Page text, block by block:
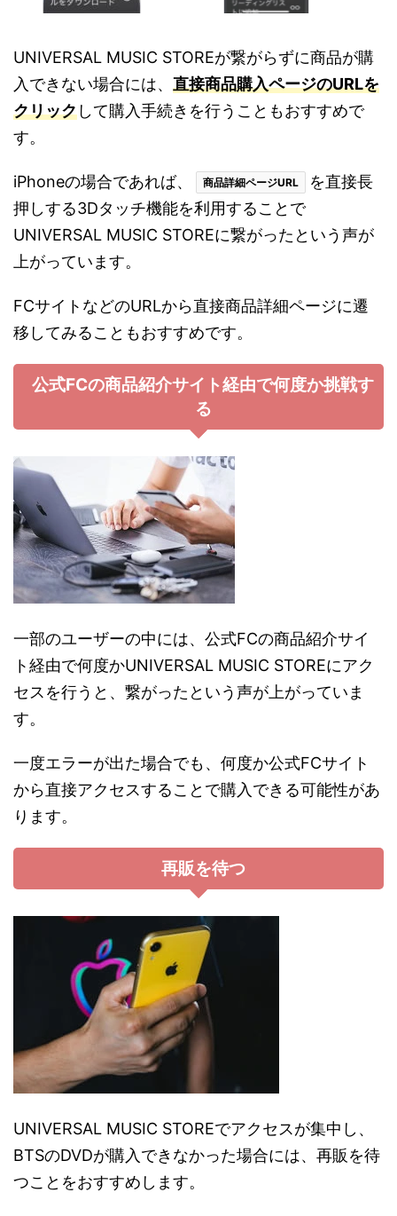
UNIVERSAL MUSIC STOREが繋がらずに商品が購
入できない場合には、 直接商品購入ページのURLを
クリックして購入手続きを行うこともおすすめで
す。
iPhoneの場合であれば、 商品詳細ページURL
を直接長
押しする3Dタッチ機能を利用することで
UNIVERSAL MUSIC STOREに繋がったという声が
上がっています。
FCサイトなどのURLから直接商品詳細ページに遷
移してみることもおすすめです。
公式FCの商品紹介サイト経由で何度か挑戦す
る
一部のユーザーの中には、公式FCの商品紹介サイ
ト経由で何度かUNIVERSAL MUSIC STOREにアク
セスを行うと、繋がったという声が上がっていま
す。
一度エラーが出た場合でも、何度か公式FCサイト
から直接アクセスすることで購入できる可能性があ
ります。
再販を待つ
UNIVERSAL MUSIC STOREでアクセスが集中し、
BTSのDVDが購入できなかった場合には、再販を待
つことをおすすめします。